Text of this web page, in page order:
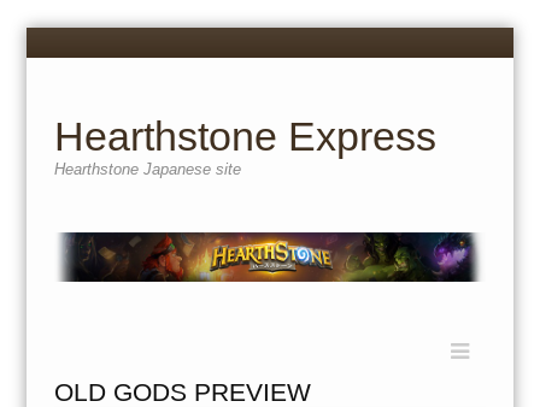
Menu
Hearthstone Express
Hearthstone Japanese site
content
OLD GODS PREVIEW